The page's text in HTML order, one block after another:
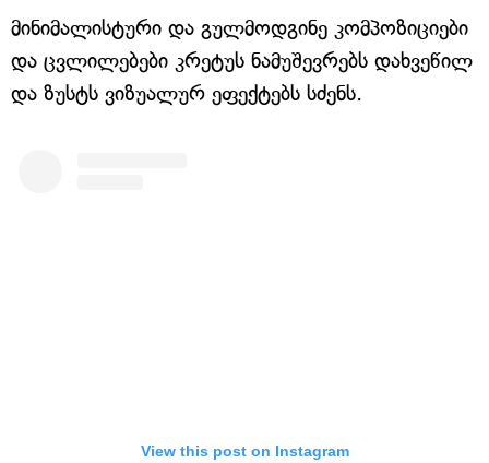
მინიმალისტური და გულმოდგინე კომპოზიციები
და ცვლილებები კრეტუს ნამუშევრებს დახვეწილ
და ზუსტს ვიზუალურ ეფექტებს სძენს.
View this post on Instagram